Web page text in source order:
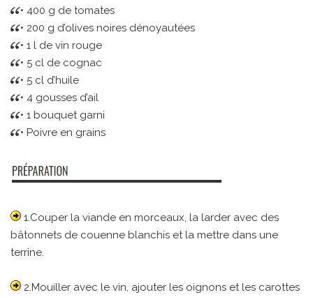
• 400 g de tomates
• 200 g d’olives noires dénoyautées
• 1 l de vin rouge
• 5 cl de cognac
• 5 cl d’huile
• 4 gousses d’ail
• 1 bouquet garni
• Poivre en grains
1.Couper la viande en morceaux, la larder avec des
bâtonnets de couenne blanchis et la mettre dans une
terrine.
2.Mouiller avec le vin, ajouter les oignons et les carottes